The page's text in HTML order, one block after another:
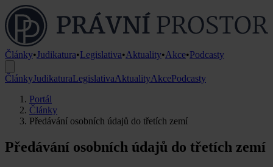
Články•Judikatura•Legislativa•Aktuality•Akce•Podcasty
ČlánkyJudikaturaLegislativaAktualityAkcePodcasty
Portál
Články
Předávání osobních údajů do třetích zemí
Předávání osobních údajů do třetích zemí